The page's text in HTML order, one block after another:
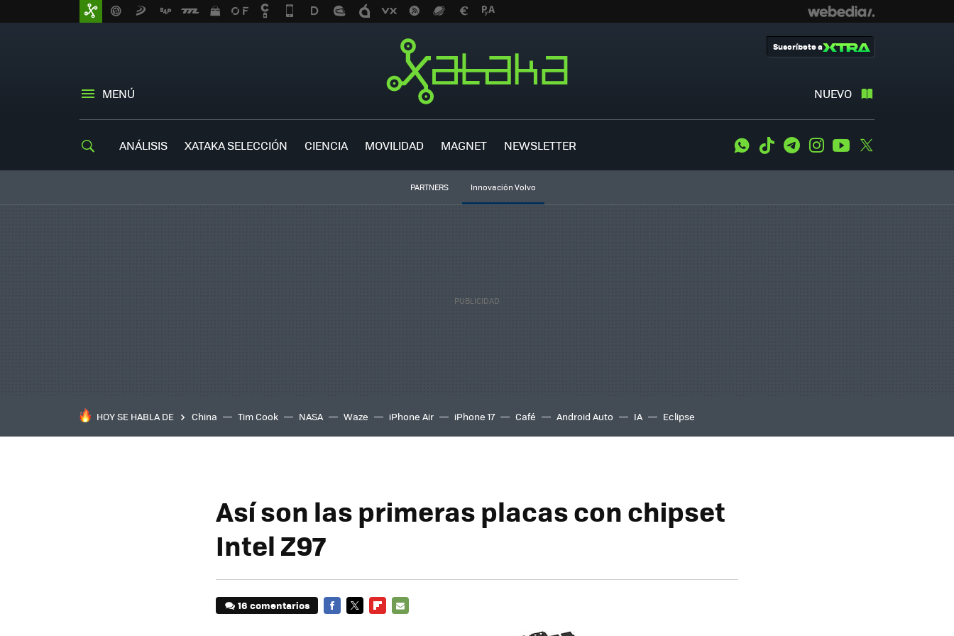
MENÚ NUEVO
Suscríbete a
ANÁLISIS XATAKA SELECCIÓN CIENCIA MOVILIDAD MAGNET NEWSLETTER WhatsApp
Tiktok TelegramInstagramYoutube
PARTNERS Innovación Volvo
HOY SE HABLA DE China Tim Cook NASA Waze iPhone Air iPhone 17 Café Android Auto IA Eclipse
Así son las primeras placas con chipset
Intel Z97
16 comentarios